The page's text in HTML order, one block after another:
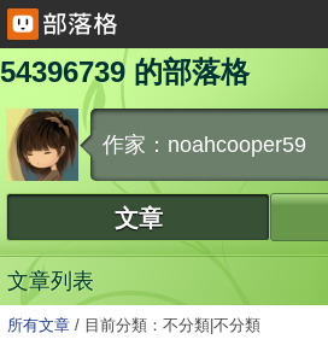
54396739 的部落格
作家：noahcooper59
文章
文章列表
所有文章 / 目前分類：不分類|不分類